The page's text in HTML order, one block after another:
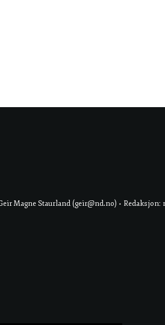
Magne Staurland (geir@nd.no) •